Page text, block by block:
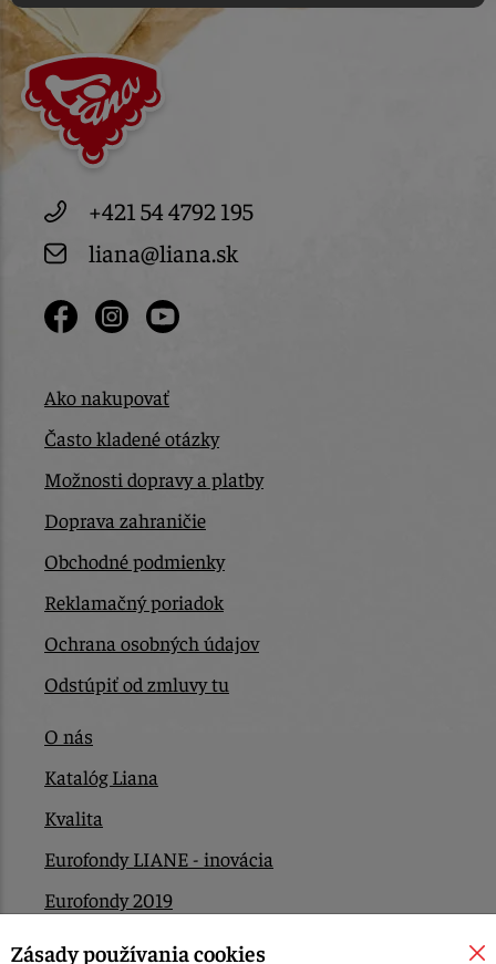
+421 54 4792 195
liana@liana.sk
Ako nakupovať
Často kladené otázky
Možnosti dopravy a platby
Doprava zahraničie
Obchodné podmienky
Reklamačný poriadok
Ochrana osobných údajov
Odstúpiť od zmluvy tu
O nás
Katalóg Liana
Kvalita
Eurofondy LIANE - inovácia
Eurofondy 2019
Eurofondy 2022/2023
Zásady používania cookies